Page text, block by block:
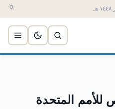
للأمم المتحدة